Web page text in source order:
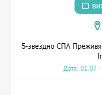
5-звездно СПА
Дата: 01.07